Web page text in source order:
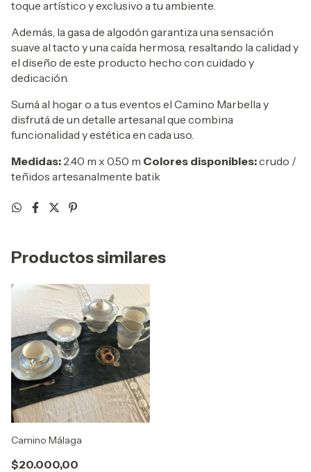
toque artístico y exclusivo a tu ambiente.
Además, la gasa de algodón garantiza una sensación
suave al tacto y una caída hermosa, resaltando la calidad y
el diseño de este producto hecho con cuidado y
dedicación.
Sumá al hogar o a tus eventos el Camino Marbella y
disfrutá de un detalle artesanal que combina
funcionalidad y estética en cada uso.
Medidas: 2.40 m x 0.50 m Colores disponibles:crudo /
teñidos artesanalmente batik
Productos similares
Camino Málaga
$20.000,00